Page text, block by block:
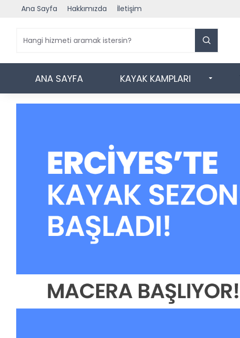
Ana Sayfa Hakkımızda İletişim
ANA SAYFA KAYAK KAMPLARI